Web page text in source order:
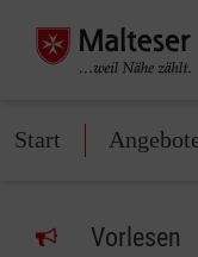
Start
Vorlesen